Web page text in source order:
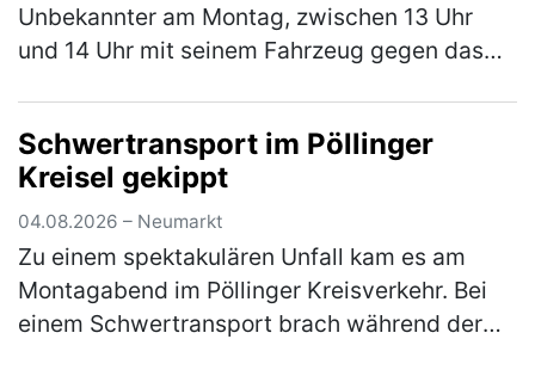
Unbekannter am Montag, zwischen 13 Uhr
und 14 Uhr mit seinem Fahrzeug gegen das
(mehr)
Schwertransport im Pöllinger
Kreisel gekippt
04.08.2026 – Neumarkt
Zu einem spektakulären Unfall kam es am
Montagabend im Pöllinger Kreisverkehr. Bei
einem Schwertransport brach während der